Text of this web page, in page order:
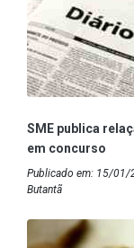
SME publica
em concurso
Publicado em: 15/01/
Butantã